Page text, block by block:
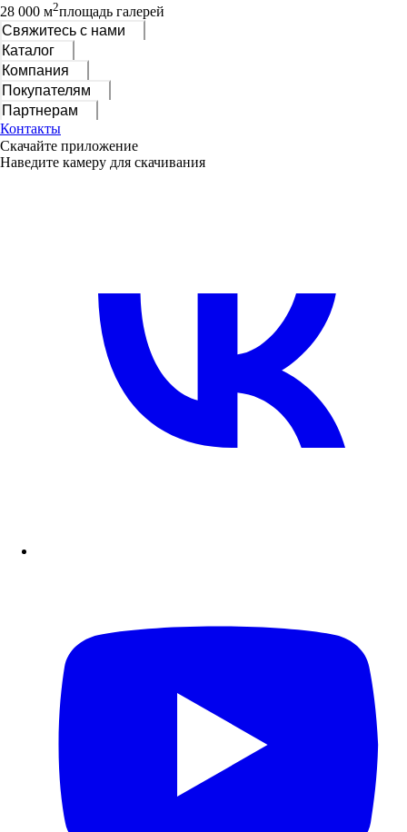
28 000 м2площадь галерей
Свяжитесь с нами
Каталог
Компания
Покупателям
Партнерам
Контакты
Скачайте приложение
Наведите камеру для скачивания